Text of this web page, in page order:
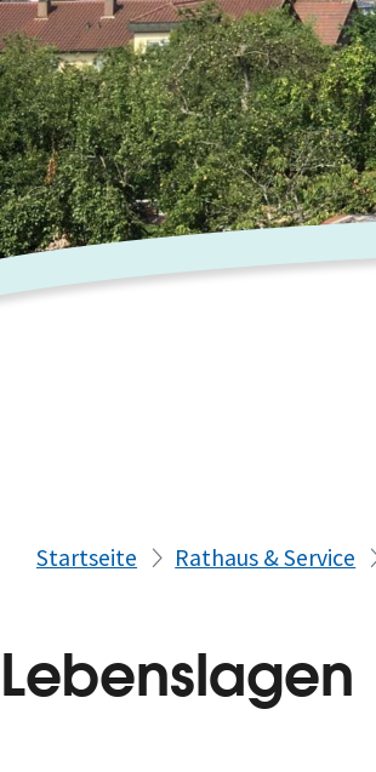
Startseite Rathaus & Service
Lebenslagen